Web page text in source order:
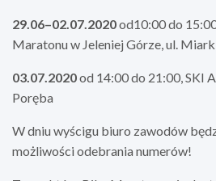
29.06–02.07.2020od10:00 do
Maratonu w Jeleniej Górze, ul.
03.07.2020od 14:00 do 21:00, SKI
Poręba
W dniu wyścigu biuro zawodów
możliwości odebrania numerów!